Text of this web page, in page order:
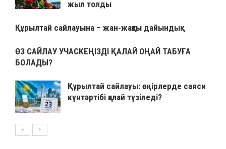
жыл толды
Құрылтай сайлауына – жан-жақты дайындық
ӨЗ САЙЛАУ УЧАСКЕҢІЗДІ ҚАЛАЙ ОҢАЙ ТАБУҒА
БОЛАДЫ?
Құрылтай сайлауы: өңірлерде саяси
күнтәртібі қалай түзіледі?